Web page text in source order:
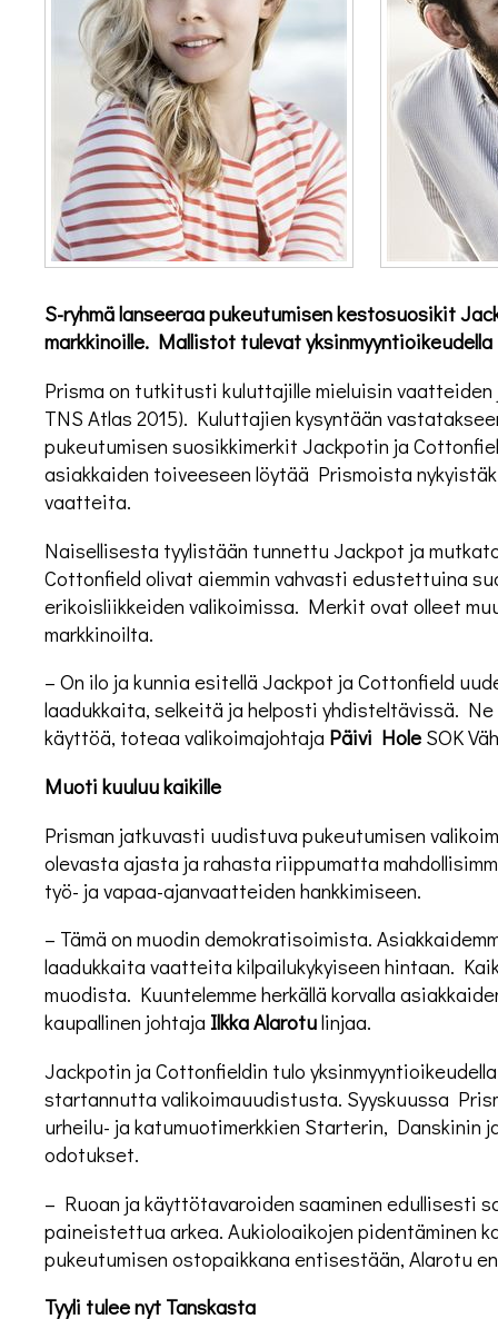
S-ryhmä lanseeraa pukeutumisen kestosuosikit
markkinoille. Mallistot tulevat
Prisma on tutkitusti kuluttajille mieluisin vaatteiden
TNS Atlas 2015). Kuluttajien kysyntään
pukeutumisen suosikkimerkit Jackpotin ja
asiakkaiden toiveeseen löytää Prismoista
vaatteita.
Naisellisesta tyylistään tunnettu Jackpot ja
Cottonfield olivat aiemmin vahvasti edustettuina
erikoisliikkeiden valikoimissa. Merkit ovat olleet
markkinoilta.
– On ilo ja kunnia esitellä Jackpot ja Cottonfield
laadukkaita, selkeitä ja helposti yhdisteltävissä.
käyttöä, toteaa valikoimajohtaja Päivi Hole SOK
Muoti kuuluu kaikille
Prisman jatkuvasti uudistuva pukeutumisen
olevasta ajasta ja rahasta riippumatta
työ- ja vapaa-ajanvaatteiden hankkimiseen.
– Tämä on muodin demokratisoimista.
laadukkaita vaatteita kilpailukykyiseen hintaan.
muodista. Kuuntelemme herkällä korvalla
kaupallinen johtaja Ilkka Alarotulinjaa.
Jackpotin ja Cottonfieldin tulo
startannutta valikoimauudistusta. Syyskuussa
urheilu- ja katumuotimerkkien Starterin, Danskinin
odotukset.
– Ruoan ja käyttötavaroiden saaminen edullisesti
paineistettua arkea. Aukioloaikojen pidentäminen
pukeutumisen ostopaikkana entisestään, Alarotu
Tyyli tulee nyt Tanskasta